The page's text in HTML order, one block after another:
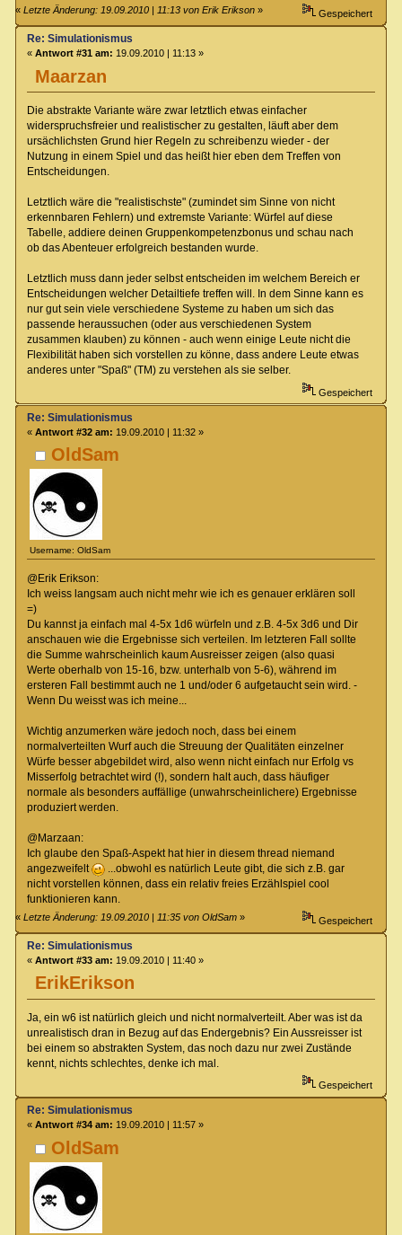
«Letzte Änderung: 19.09.2010 | 11:13 von Erik Erikson » Gespeichert
Maarzan
Re: Simulationismus
« Antwort #31 am: 19.09.2010 | 11:13 »
Die abstrakte Variante wäre zwar letztlich etwas einfacher
widerspruchsfreier und realistischer zu gestalten, läuft aber dem
ursächlichsten Grund hier Regeln zu schreibenzu wieder - der
Nutzung in einem Spiel und das heißt hier eben dem Treffen von
Entscheidungen.
Letztlich wäre die "realistischste" (zumindet sim Sinne von nicht
erkennbaren Fehlern) und extremste Variante: Würfel auf diese
Tabelle, addiere deinen Gruppenkompetenzbonus und schau nach
ob das Abenteuer erfolgreich bestanden wurde.
Letztlich muss dann jeder selbst entscheiden im welchem Bereich er
Entscheidungen welcher Detailtiefe treffen will. In dem Sinne kann es
nur gut sein viele verschiedene Systeme zu haben um sich das
passende heraussuchen (oder aus verschiedenen System
zusammen klauben) zu können - auch wenn einige Leute nicht die
Flexibilität haben sich vorstellen zu könne, dass andere Leute etwas
anderes unter "Spaß" (TM) zu verstehen als sie selber.
Gespeichert
OldSam
Username: OldSam
Re: Simulationismus
« Antwort #32 am: 19.09.2010 | 11:32 »
@Erik Erikson:
Ich weiss langsam auch nicht mehr wie ich es genauer erklären soll
=)
Du kannst ja einfach mal 4-5x 1d6 würfeln und z.B. 4-5x 3d6 und Dir
anschauen wie die Ergebnisse sich verteilen. Im letzteren Fall sollte
die Summe wahrscheinlich kaum Ausreisser zeigen (also quasi
Werte oberhalb von 15-16, bzw. unterhalb von 5-6), während im
ersteren Fall bestimmt auch ne 1 und/oder 6 aufgetaucht sein wird. -
Wenn Du weisst was ich meine...
Wichtig anzumerken wäre jedoch noch, dass bei einem
normalverteilten Wurf auch die Streuung der Qualitäten einzelner
Würfe besser abgebildet wird, also wenn nicht einfach nur Erfolg vs
Misserfolg betrachtet wird (!), sondern halt auch, dass häufiger
normale als besonders auffällige (unwahrscheinlichere) Ergebnisse
produziert werden.
@Marzaan:
Ich glaube den Spaß-Aspekt hat hier in diesem thread niemand
angezweifelt
...obwohl es natürlich Leute gibt, die sich z.B. gar
nicht vorstellen können, dass ein relativ freies Erzählspiel cool
funktionieren kann.
«Letzte Änderung: 19.09.2010 | 11:35 von OldSam » Gespeichert
ErikErikson
Re: Simulationismus
« Antwort #33 am: 19.09.2010 | 11:40 »
Ja, ein w6 ist natürlich gleich und nicht normalverteilt. Aber was ist da
unrealistisch dran in Bezug auf das Endergebnis? Ein Aussreisser ist
bei einem so abstrakten System, das noch dazu nur zwei Zustände
kennt, nichts schlechtes, denke ich mal.
Gespeichert
OldSam
Re: Simulationismus
« Antwort #34 am: 19.09.2010 | 11:57 »